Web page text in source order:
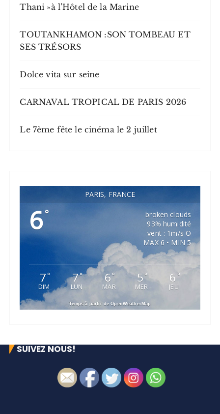
Thani »à l’Hôtel de la Marine
TOUTANKHAMON :SON TOMBEAU ET
SES TRÉSORS
Dolce vita sur seine
CARNAVAL TROPICAL DE PARIS 2026
Le 7ème fête le cinéma le 2 juillet
PARIS, FRANCE
6°
broken clouds
93% humidité
vent : 1m/s O
MAX 6 • MIN 5
7°
DIM
7°
LUN
6°
MAR
5°
MER
6 °
JEU
Temps à partir de OpenWeatherMap
SUIVEZ NOUS!